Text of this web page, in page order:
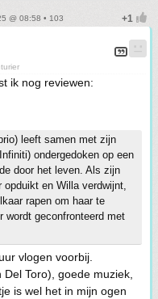
@ 08:58 • 103
ik nog reviewen:
leeft samen met zijn
ondergedoken op een
door het leven. Als zijn
en Willa verdwijnt,
rapen om haar te
wordt geconfronteerd met
vlogen voorbij.
Toro), goede muziek,
is wel het in mijn ogen